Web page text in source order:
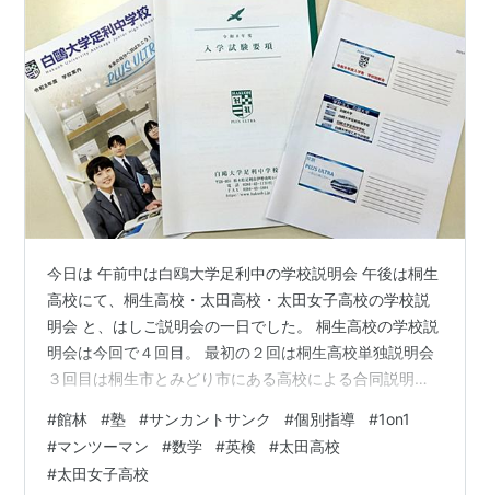
今日は 午前中は白鴎大学足利中の学校説明会 午後は桐生
高校にて、桐生高校・太田高校・太田女子高校の学校説
明会 と、はしご説明会の一日でした。 桐生高校の学校説
明会は今回で４回目。 最初の２回は桐生高校単独説明会
３回目は桐生市とみどり市にある高校による合同説明会
地区の地域トップ校が一堂に会しました。 太田高校の担
当の先生は 「ずっと塾向けの説明会を開かせていただき
たかった」とおっしゃっていたのがとても印象的でし
#館林 #塾 #サンカントサンク #個別指導 #1on1
#マンツーマン #数学 #英検 #太田高校
#太田女子高校